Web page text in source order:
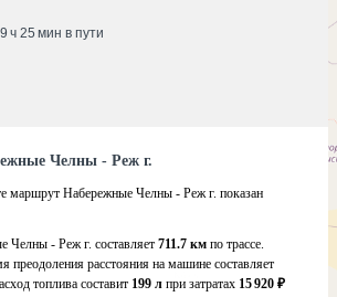
9 ч 25 мин в пути
Челны - Реж г.
маршрут Набережные Челны - Реж г. показан
Челны - Реж г. составляет 711.7 км по трассе.
преодоления расстояния на машине составляет
топлива составит 199 л при затратах 15 920 ₽